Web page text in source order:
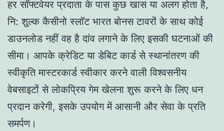
हर सॉफ्टवेयर प्रदाता के पास कुछ खास या अलग होता है,
नि: शुल्क कैसीनो स्लॉट भारत बोनस टावरों के साथ कोई
डाउनलोड नहीं वह है दांव लगाने के लिए इसकी घटनाओं की
सीमा। आपके क्रेडिट या डेबिट कार्ड से स्थानांतरण की
स्वीकृति मास्टरकार्ड स्वीकार करने वाली विश्वसनीय
वेबसाइटों से लोकप्रिय गेम खेलना शुरू करने के लिए धन
प्रदान करेगी, इसके उपयोग में आसानी और सेवा के प्रति
समर्पण।